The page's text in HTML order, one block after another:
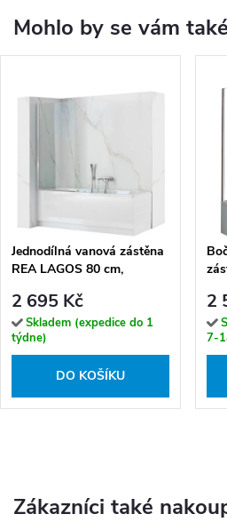
Mohlo by se vám
Jednodílná vanová zástěna
REA LAGOS 80 cm,
2 695 Kč
Skladem (expedice do 1
týdne)
DO KOŠÍKU
2
7-
Zákazníci také